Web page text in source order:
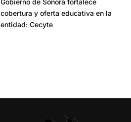
cobertura y oferta educativa en la
entidad: Cecyte